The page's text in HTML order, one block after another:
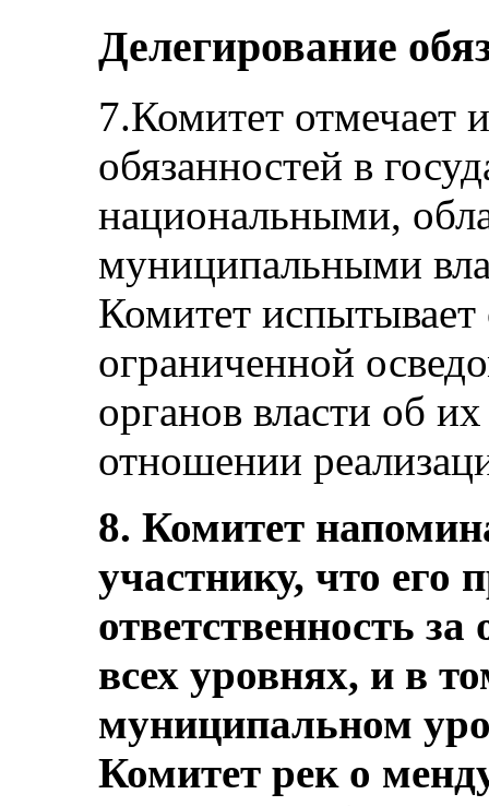
Делегирование
7.Комитет отмечает
обязанностей в
национальными,
муниципальными
Комитет испытывает
ограниченной
органов власти об
отношении
8. Комитет
участнику, что его
ответственность
всех уровнях, и в
муниципальном
Комитет рек о